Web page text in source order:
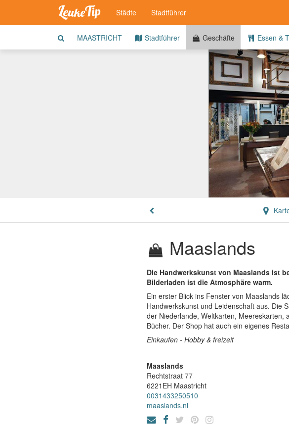
Städte Stadtführer
MAASTRICHT Stadtführer Geschäfte Essen &
Maaslands
Die Handwerkskunst von Maaslands ist
Bilderladen ist die Atmosphäre warm.
Ein erster Blick ins Fenster von Maaslands
Handwerkskunst und Leidenschaft aus. Die
der Niederlande, Weltkarten, Meereskarten,
Bücher. Der Shop hat auch ein eigenes
Einkaufen - Hobby & freizeit
Maaslands
Rechtstraat 77
6221EH Maastricht
0031433250510
maaslands.nl